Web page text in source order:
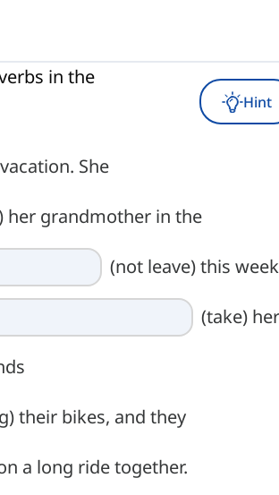
in the
Hint
She
her grandmother in the
(not leave) this
(take) her
their bikes, and they
a long ride together.